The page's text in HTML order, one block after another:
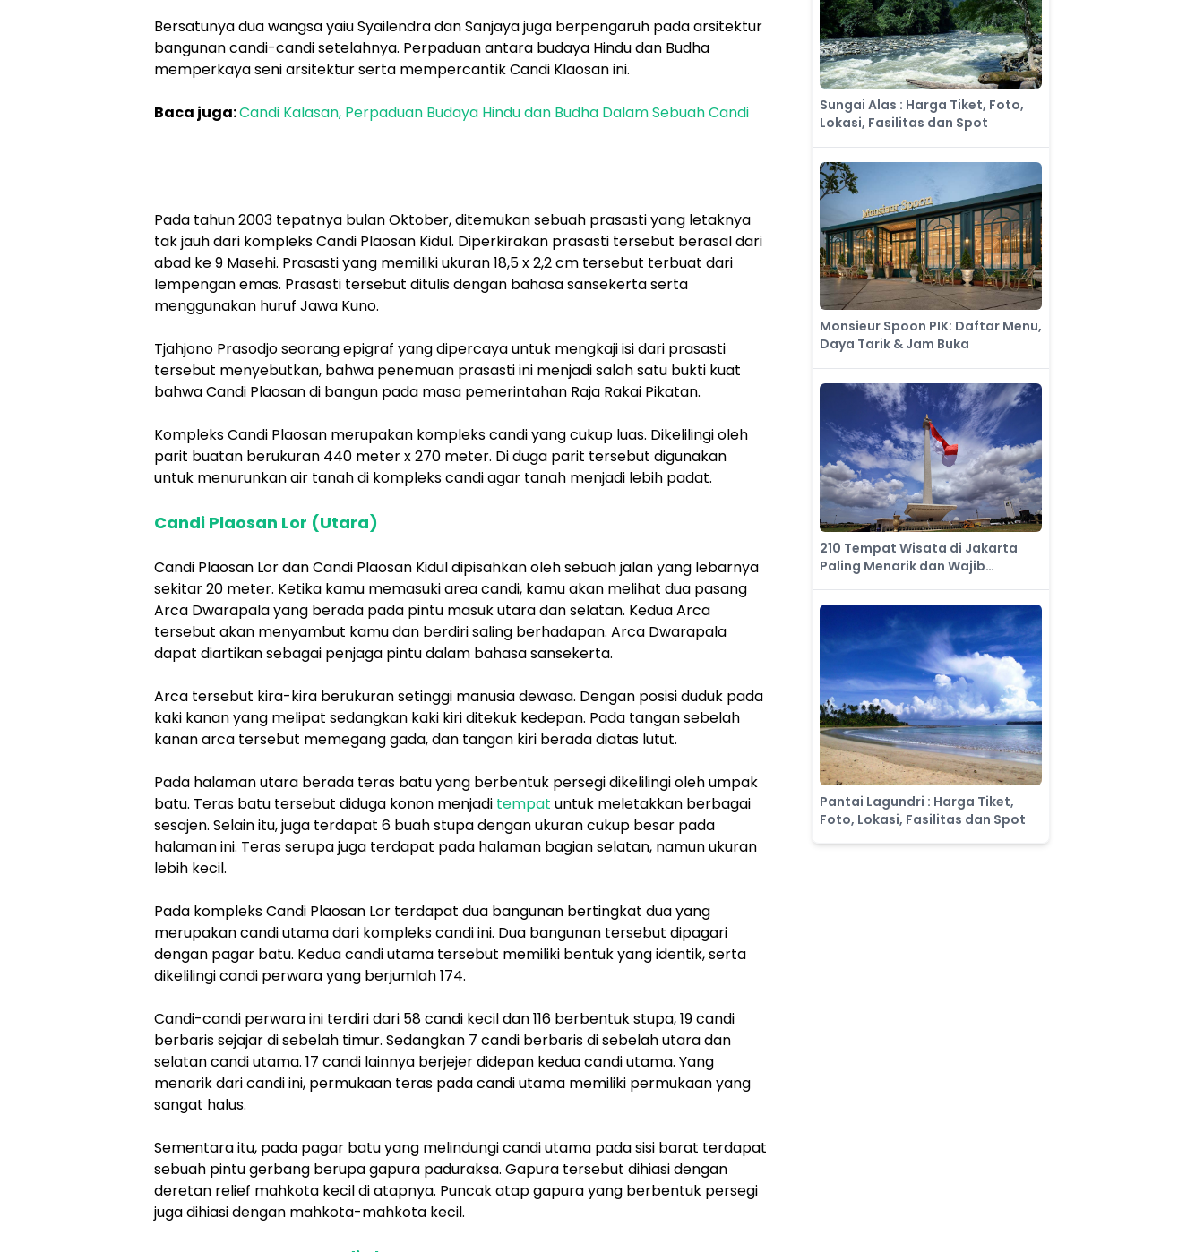
Bersatunya dua wangsa yaiu Syailendra dan Sanjaya juga berpengaruh pada arsitektur
bangunan candi-candi setelahnya. Perpaduan antara budaya Hindu dan Budha
memperkaya seni arsitektur serta mempercantik Candi Klaosan ini.
Baca juga:Candi Kalasan, Perpaduan Budaya Hindu dan Budha Dalam Sebuah Candi
Pada tahun 2003 tepatnya bulan Oktober, ditemukan sebuah prasasti yang letaknya
tak jauh dari kompleks Candi Plaosan Kidul. Diperkirakan prasasti tersebut berasal dari
abad ke 9 Masehi. Prasasti yang memiliki ukuran 18,5 x 2,2 cm tersebut terbuat dari
lempengan emas. Prasasti tersebut ditulis dengan bahasa sansekerta serta
menggunakan huruf Jawa Kuno.
Tjahjono Prasodjo seorang epigraf yang dipercaya untuk mengkaji isi dari prasasti
tersebut menyebutkan, bahwa penemuan prasasti ini menjadi salah satu bukti kuat
bahwa Candi Plaosan di bangun pada masa pemerintahan Raja Rakai Pikatan.
Kompleks Candi Plaosan merupakan kompleks candi yang cukup luas. Dikelilingi oleh
parit buatan berukuran 440 meter x 270 meter. Di duga parit tersebut digunakan
untuk menurunkan air tanah di kompleks candi agar tanah menjadi lebih padat.
Candi Plaosan Lor (Utara)
Candi Plaosan Lor dan Candi Plaosan Kidul dipisahkan oleh sebuah jalan yang lebarnya
sekitar 20 meter. Ketika kamu memasuki area candi, kamu akan melihat dua pasang
Arca Dwarapala yang berada pada pintu masuk utara dan selatan. Kedua Arca
tersebut akan menyambut kamu dan berdiri saling berhadapan. Arca Dwarapala
dapat diartikan sebagai penjaga pintu dalam bahasa sansekerta.
Arca tersebut kira-kira berukuran setinggi manusia dewasa. Dengan posisi duduk pada
kaki kanan yang melipat sedangkan kaki kiri ditekuk kedepan. Pada tangan sebelah
kanan arca tersebut memegang gada, dan tangan kiri berada diatas lutut.
Pada halaman utara berada teras batu yang berbentuk persegi dikelilingi oleh umpak
batu. Teras batu tersebut diduga konon menjadi tempat untuk meletakkan berbagai
sesajen. Selain itu, juga terdapat 6 buah stupa dengan ukuran cukup besar pada
halaman ini. Teras serupa juga terdapat pada halaman bagian selatan, namun ukuran
lebih kecil.
Pada kompleks Candi Plaosan Lor terdapat dua bangunan bertingkat dua yang
merupakan candi utama dari kompleks candi ini. Dua bangunan tersebut dipagari
dengan pagar batu. Kedua candi utama tersebut memiliki bentuk yang identik, serta
dikelilingi candi perwara yang berjumlah 174.
Candi-candi perwara ini terdiri dari 58 candi kecil dan 116 berbentuk stupa, 19 candi
berbaris sejajar di sebelah timur. Sedangkan 7 candi berbaris di sebelah utara dan
selatan candi utama. 17 candi lainnya berjejer didepan kedua candi utama. Yang
menarik dari candi ini, permukaan teras pada candi utama memiliki permukaan yang
sangat halus.
Sementara itu, pada pagar batu yang melindungi candi utama pada sisi barat terdapat
sebuah pintu gerbang berupa gapura paduraksa. Gapura tersebut dihiasi dengan
deretan relief mahkota kecil di atapnya. Puncak atap gapura yang berbentuk persegi
juga dihiasi dengan mahkota-mahkota kecil.
Sungai Alas : Harga Tiket, Foto,
Lokasi, Fasilitas dan Spot
Monsieur Spoon PIK: Daftar Menu,
Daya Tarik & Jam Buka
210 Tempat Wisata di Jakarta
Paling Menarik dan Wajib
Pantai Lagundri : Harga Tiket,
Foto, Lokasi, Fasilitas dan Spot